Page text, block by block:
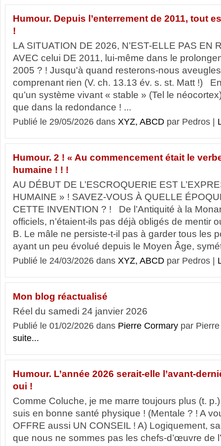
Humour. Depuis l’enterrement de 2011, tout
!
LA SITUATION DE 2026, N’EST-ELLE PAS EN
AVEC celui DE 2011, lui-même dans le
2005 ? ! Jusqu'à quand resterons-nous
comprenant rien (V. ch. 13.13 év. s. st. Matt !)
qu’un système vivant « stable » (Tel le
que dans la redondance ! ...
Publié le 29/05/2026 dans XYZ, ABCD par Pedros |
Humour. 2 ! « Au commencement était le
humaine ! ! !
AU DÉBUT DE L’ESCROQUERIE EST
HUMAINE » ! SAVEZ-VOUS À QUELLE
CETTE INVENTION ? ! De l’Antiquité à la
officiels, n’étaient-ils pas déjà obligés de mentir
B. Le mâle ne persiste-t-il pas à garder tous les
ayant un peu évolué depuis le Moyen Âge,
Publié le 24/03/2026 dans XYZ, ABCD par Pedros |
Mon blog réactualisé
Réel du samedi 24 janvier 2026
Publié le 01/02/2026 dans Pierre Cormary par
suite...
Humour. L’année 2026 serait-elle l’avant-
oui !
Comme Coluche, je me marre toujours plus (t.
suis en bonne santé physique ! (Mentale ? ! A
OFFRE aussi UN CONSEIL ! A) Logiquement,
que nous ne sommes pas les chefs-d’œuvre de